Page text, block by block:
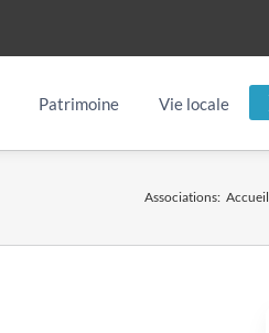
Patrimoine Vie locale
Associations: Accueil